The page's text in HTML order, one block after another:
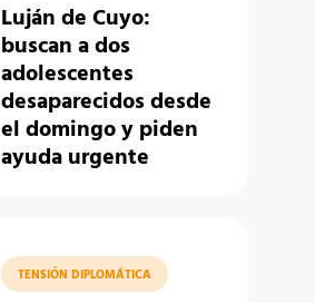
Luján de Cuyo:
buscan a dos
adolescentes
desaparecidos desde
el domingo y piden
ayuda urgente
TENSIÓN DIPLOMÁTICA